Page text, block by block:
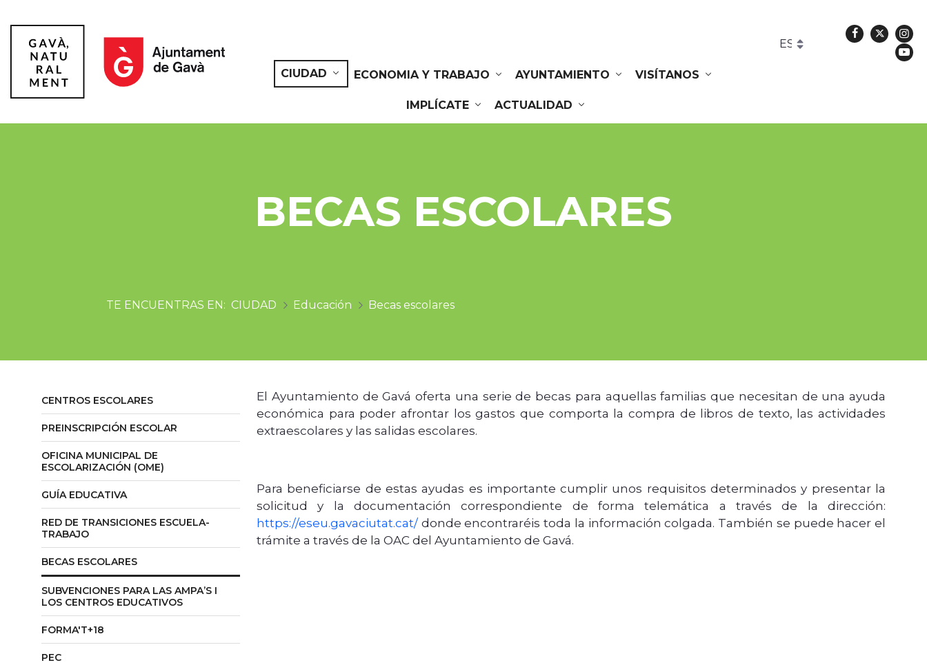
Facebook
CIUDAD
ECONOMIA Y TRABAJO AYUNTAMIENTO VISÍTANOS
IMPLÍCATE ACTUALIDAD
BECAS ESCOLARES
CIUDAD Educación Becas escolares
CENTROS ESCOLARES
PREINSCRIPCIÓN ESCOLAR
OFICINA MUNICIPAL DE
ESCOLARIZACIÓN (OME)
GUÍA EDUCATIVA
RED DE TRANSICIONES ESCUELA-
TRABAJO
BECAS ESCOLARES
SUBVENCIONES PARA LAS AMPA’S I
LOS CENTROS EDUCATIVOS
FORMA'T+18
PEC
El Ayuntamiento de Gavá oferta una serie de becas para aquellas familias que necesitan de una ayuda
económica para poder afrontar los gastos que comporta la compra de libros de texto, las actividades
extraescolares y las salidas escolares.
Para beneficiarse de estas ayudas es importante cumplir unos requisitos determinados y presentar la
solicitud y la documentación correspondiente de forma telemática a través de la dirección:
https://eseu.gavaciutat.cat/ donde encontraréis toda la información colgada. También se puede hacer el
trámite a través de la OAC del Ayuntamiento de Gavá.